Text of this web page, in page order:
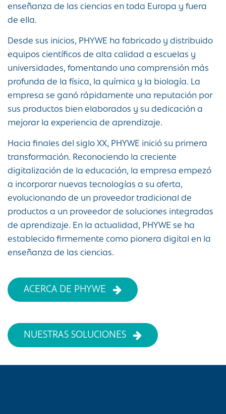
enseñanza de las ciencias en toda Europa y fuera
de ella.
Desde sus inicios, PHYWE ha fabricado y distribuido
equipos científicos de alta calidad a escuelas y
universidades, fomentando una comprensión más
profunda de la física, la química y la biología. La
empresa se ganó rápidamente una reputación por
sus productos bien elaborados y su dedicación a
mejorar la experiencia de aprendizaje.
Hacia finales del siglo XX, PHYWE inició su primera
transformación. Reconociendo la creciente
digitalización de la educación, la empresa empezó
a incorporar nuevas tecnologías a su oferta,
evolucionando de un proveedor tradicional de
productos a un proveedor de soluciones integradas
de aprendizaje. En la actualidad, PHYWE se ha
establecido firmemente como pionera digital en la
enseñanza de las ciencias.
ACERCA DE PHYWE
NUESTRAS SOLUCIONES